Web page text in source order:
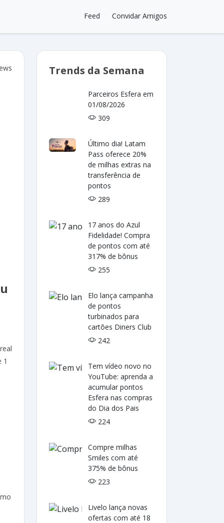
Feed Convidar Amigos
1
Trends da Semana
Parceiros Esfera em
01/08/2026
309
Último dia! Latam
Pass oferece 20%
de milhas extras na
transferência de
pontos
289
17 anos do Azul
Fidelidade! Compra
de pontos com até
317% de bônus
255
Elo lança campanha
de pontos
turbinados para
cartões Diners Club
242
Tem vídeo novo no
YouTube: aprenda a
acumular pontos
Esfera nas compras
do Dia dos Pais
224
Compre milhas
Smiles com até
375% de bônus
223
Livelo lança novas
ofertas com até 18